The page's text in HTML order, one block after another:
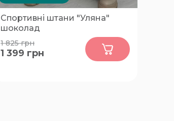
Спортивні штани "Уляна"
шоколад
58-60
1 825грн
1 399 грн